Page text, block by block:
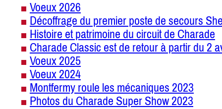
Voeux 2026
Décoffrage du premier poste de secours
Histoire et patrimoine du circuit de Charade
Charade Classic est de retour à partir du 2
Voeux 2025
Voeux 2024
Montfermy roule les mécaniques 2023
Photos du Charade Super Show 2023